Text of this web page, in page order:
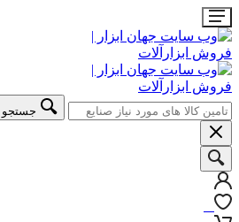
جستجو